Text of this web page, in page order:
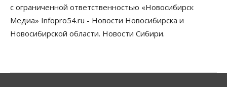
Власть
Школы, библиотеки, пешеходные тротуары:
депутаты Госдумы контролируют работы на
социальных объектах
07 Августа 2026, 12:35
Синоптики рассказали о погоде в Новосибирске
с ограниченной ответственностью «Новосибирск
Медиа» Infopro54.ru - Новости Новосибирска и
Новосибирской области. Новости Сибири.